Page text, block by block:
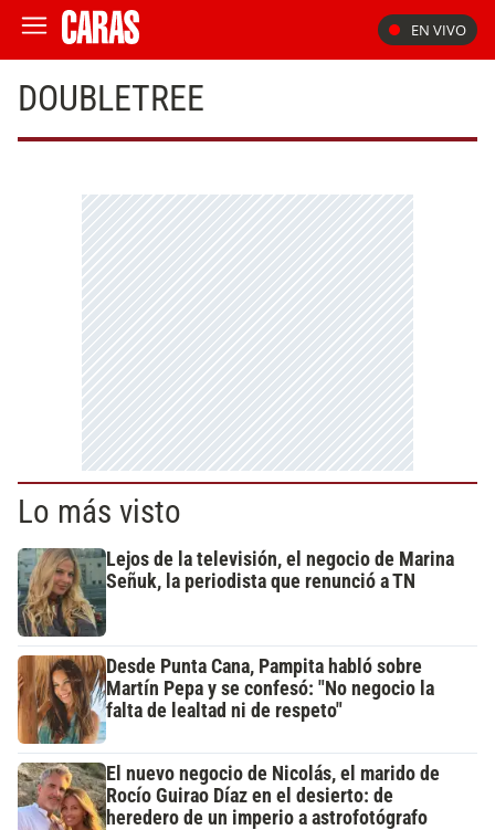
EN VIVO
DOUBLETREE
Lo más visto
Lejos de la televisión, el negocio de Marina
Señuk, la periodista que renunció a TN
Desde Punta Cana, Pampita habló sobre
Martín Pepa y se confesó: "No negocio la
falta de lealtad ni de respeto"
El nuevo negocio de Nicolás, el marido de
Rocío Guirao Díaz en el desierto: de
heredero de un imperio a astrofotógrafo